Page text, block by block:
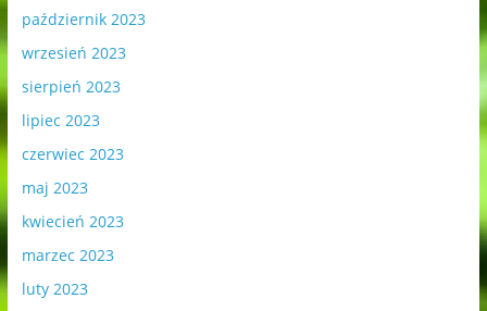
październik 2023
wrzesień 2023
sierpień 2023
lipiec 2023
czerwiec 2023
maj 2023
kwiecień 2023
marzec 2023
luty 2023